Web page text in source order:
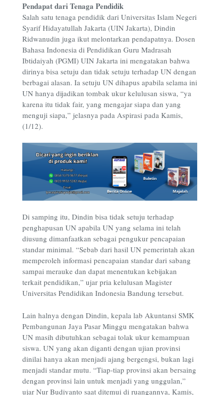
Pendapat dari Tenaga Pendidik
Salah satu tenaga pendidik dari Universitas Islam Negeri
Syarif Hidayatullah Jakarta (UIN Jakarta), Dindin
Ridwanudin juga ikut melontarkan pendapatnya. Dosen
Bahasa Indonesia di Pendidikan Guru Madrasah
Ibtidaiyah (PGMI) UIN Jakarta ini mengatakan bahwa
dirinya bisa setuju dan tidak setuju terhadap UN dengan
berbagai alasan. Ia setuju UN dihapus apabila selama ini
UN hanya dijadikan tombak ukur kelulusan siswa, “ya
karena itu tidak fair, yang mengajar siapa dan yang
menguji siapa,” jelasnya pada Aspirasi pada Kamis,
(1/12).
Di samping itu, Dindin bisa tidak setuju terhadap
penghapusan UN apabila UN yang selama ini telah
diusung dimanfaatkan sebagai pengukur pencapaian
standar minimal. “Sebab dari hasil UN pemerintah akan
memperoleh informasi pencapaian standar dari sabang
sampai merauke dan dapat menentukan kebijakan
terkait pendidikan,” ujar pria kelulusan Magister
Universitas Pendidikan Indonesia Bandung tersebut.
Lain halnya dengan Dindin, kepala lab Akuntansi SMK
Pembangunan Jaya Pasar Minggu mengatakan bahwa
UN masih dibutuhkan sebagai tolak ukur kemampuan
siswa. UN yang akan diganti dengan ujian provinsi
dinilai hanya akan menjadi ajang bergengsi, bukan lagi
menjadi standar mutu. “Tiap-tiap provinsi akan bersaing
dengan provinsi lain untuk menjadi yang unggulan,”
ujar Nur Budiyanto saat ditemui di ruangannya, Kamis,